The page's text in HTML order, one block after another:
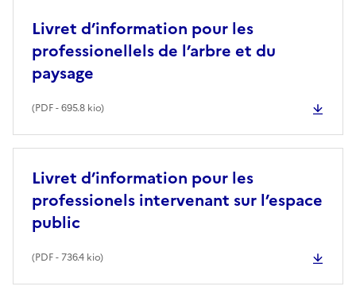
Livret d’information pour les
professionellels de l’arbre et du
paysage
(PDF- 695.8 kio)
Livret d’information pour les
professionels intervenant sur l’espace
public
(PDF- 736.4 kio)